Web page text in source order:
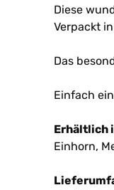
Diese
Verpackt
Das
Einfach
Erhältlich
Einhorn,